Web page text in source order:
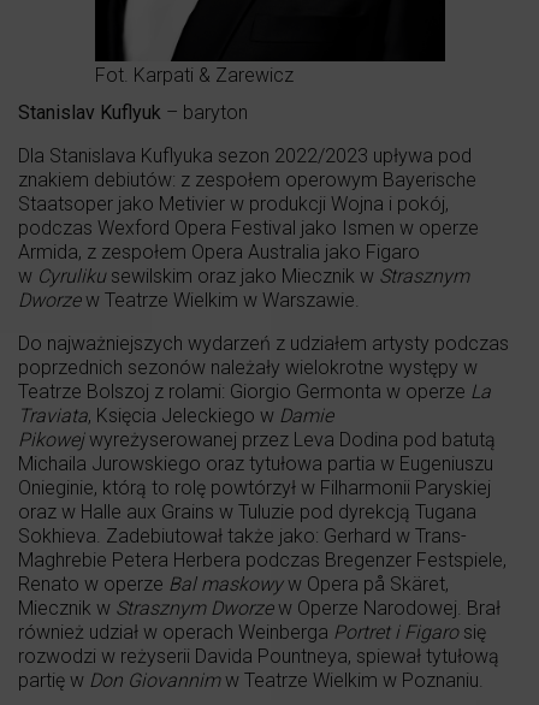
Fot. Karpati & Zarewicz
Stanislav Kuflyuk – baryton
Dla Stanislava Kuflyuka sezon 2022/2023 upływa pod
znakiem debiutów: z zespołem operowym Bayerische
Staatsoper jako Metivier w produkcji Wojna i pokój,
podczas Wexford Opera Festival jako Ismen w operze
Armida, z zespołem Opera Australia jako Figaro
w Cyrulikusewilskim oraz jako Miecznik w Strasznym
Dworzew Teatrze Wielkim w Warszawie.
Do najważniejszych wydarzeń z udziałem artysty podczas
poprzednich sezonów należały wielokrotne występy w
Teatrze Bolszoj z rolami: Giorgio Germonta w operze La
Traviata, Księcia Jeleckiego w Damie
Pikowejwyreżyserowanej przez Leva Dodina pod batutą
Michaila Jurowskiego oraz tytułowa partia w Eugeniuszu
Onieginie, którą to rolę powtórzył w Filharmonii Paryskiej
oraz w Halle aux Grains w Tuluzie pod dyrekcją Tugana
Sokhieva. Zadebiutował także jako: Gerhard w Trans-
Maghrebie Petera Herbera podczas Bregenzer Festspiele,
Renato w operze Bal maskowyw Opera på Skäret,
Miecznik w Strasznym Dworzew Operze Narodowej. Brał
również udział w operach Weinberga Portret i Figarosię
rozwodzi w reżyserii Davida Pountneya, spiewał tytułową
partię w Don Giovannimw Teatrze Wielkim w Poznaniu.